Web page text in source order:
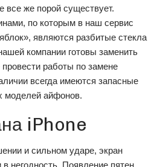
все же порой существует.
по которым в наш сервис
являются разбитые стекла
компании готовы заменить
работы по замене
всегда имеются запасные
моделей айфонов.
iPhone
и сильном ударе, экран
негодность. Появление пятен,